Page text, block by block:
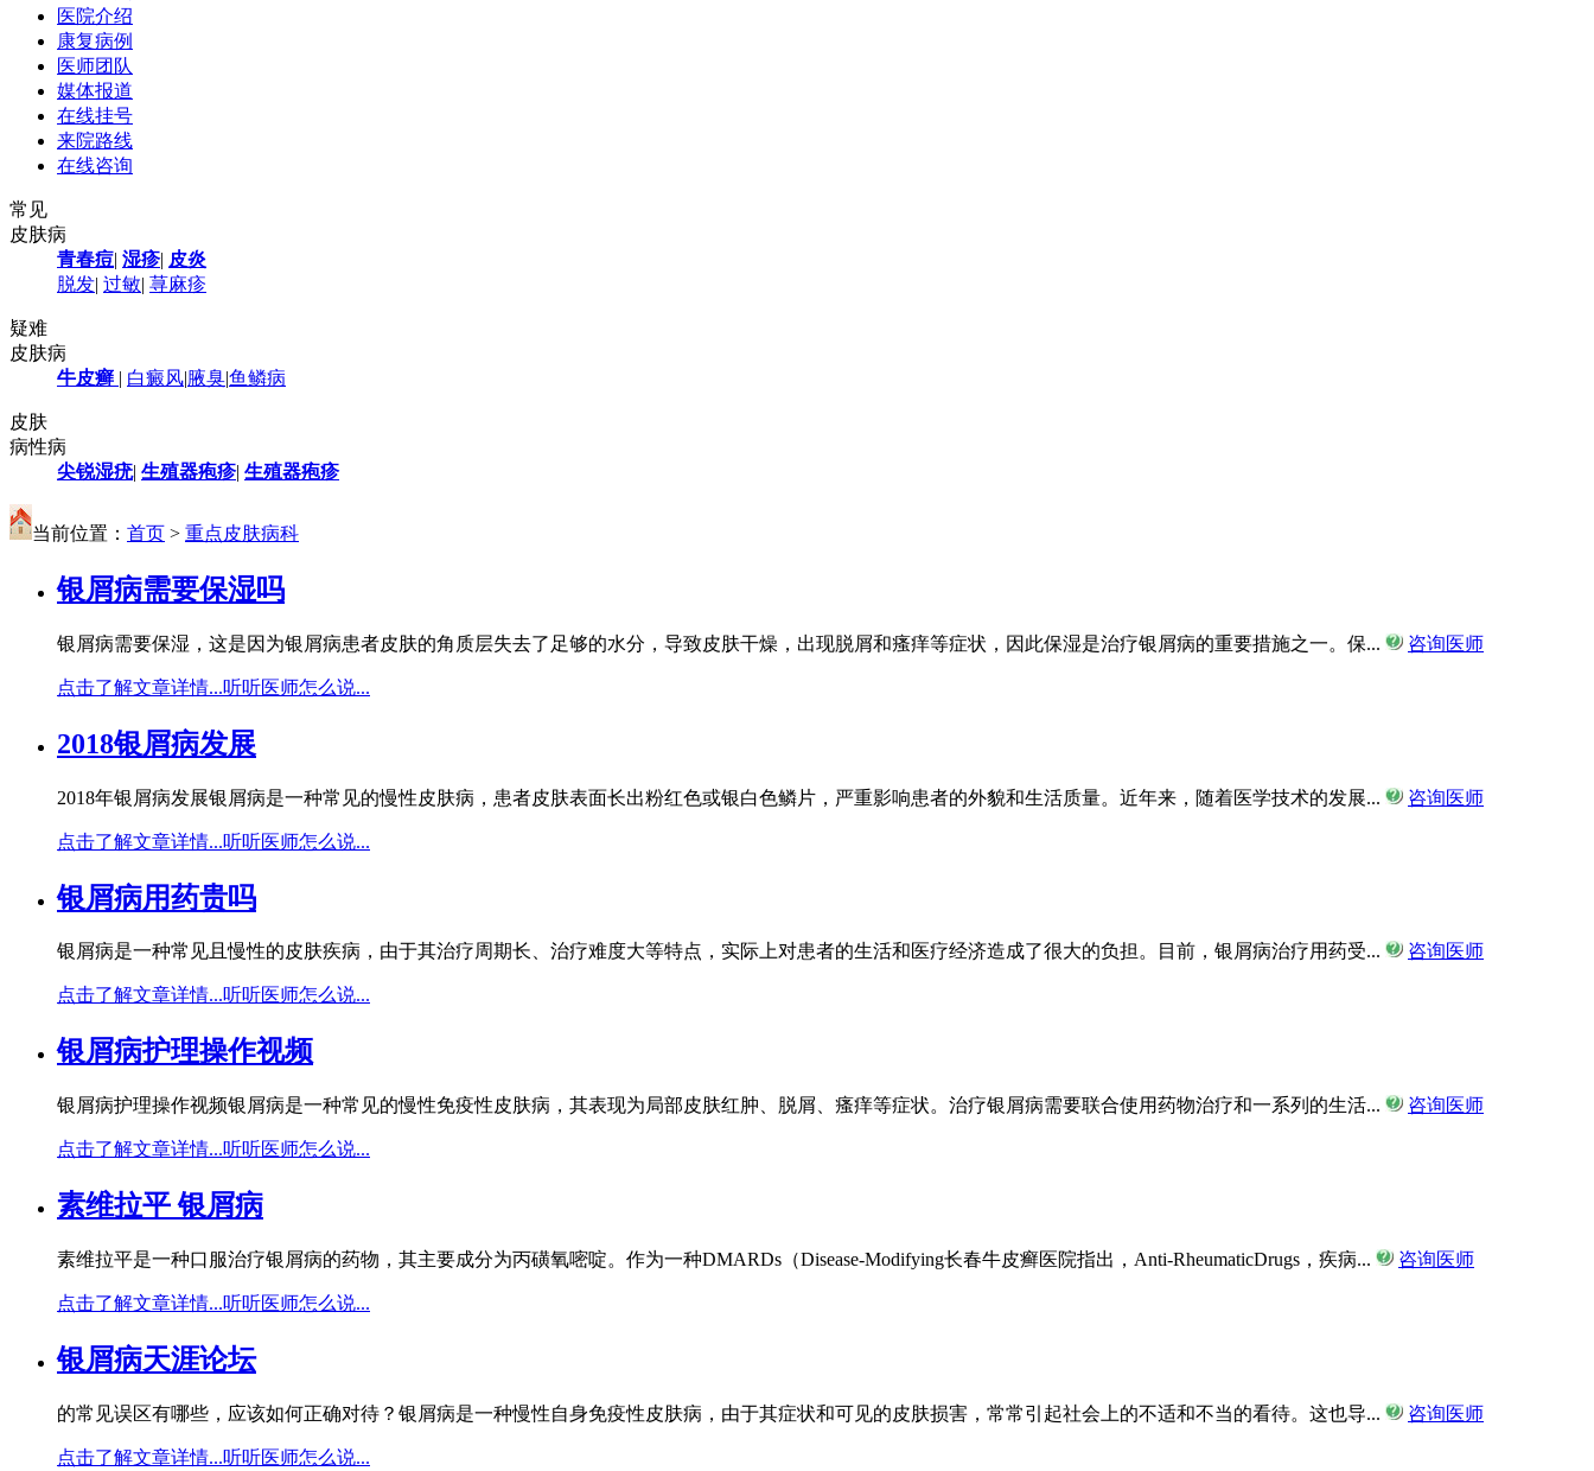
医院介绍
康复病例
医师团队
媒体报道
在线挂号
来院路线
在线咨询
常见
皮肤病
青春痘| 湿疹| 皮炎
脱发| 过敏| 荨麻疹
疑难
皮肤病
牛皮癣 | 白癜风|腋臭|鱼鳞病
皮肤
病性病
尖锐湿疣| 生殖器疱疹| 生殖器疱疹
当前位置： 首页 > 重点皮肤病科
银屑病需要保湿吗
银屑病需要保湿，这是因为银屑病患者皮肤的角质层失去了足够的水分，导致皮肤干燥，出现脱屑和瘙痒等症状，因此保湿是治疗银屑病的重要措施之一。保... 咨询医师
点击了解文章详情...听听医师怎么说...
2018银屑病发展
2018年银屑病发展银屑病是一种常见的慢性皮肤病，患者皮肤表面长出粉红色或银白色鳞片，严重影响患者的外貌和生活质量。近年来，随着医学技术的发展... 咨询医师
点击了解文章详情...听听医师怎么说...
银屑病用药贵吗
银屑病是一种常见且慢性的皮肤疾病，由于其治疗周期长、治疗难度大等特点，实际上对患者的生活和医疗经济造成了很大的负担。目前，银屑病治疗用药受... 咨询医师
点击了解文章详情...听听医师怎么说...
银屑病护理操作视频
银屑病护理操作视频银屑病是一种常见的慢性免疫性皮肤病，其表现为局部皮肤红肿、脱屑、瘙痒等症状。治疗银屑病需要联合使用药物治疗和一系列的生活... 咨询医师
点击了解文章详情...听听医师怎么说...
素维拉平 银屑病
素维拉平是一种口服治疗银屑病的药物，其主要成分为丙磺氧嘧啶。作为一种DMARDs（Disease-Modifying长春牛皮癣医院指出，Anti-RheumaticDrugs，疾病... 咨询医师
点击了解文章详情...听听医师怎么说...
银屑病天涯论坛
的常见误区有哪些，应该如何正确对待？银屑病是一种慢性自身免疫性皮肤病，由于其症状和可见的皮肤损害，常常引起社会上的不适和不当的看待。这也导... 咨询医师
点击了解文章详情...听听医师怎么说...